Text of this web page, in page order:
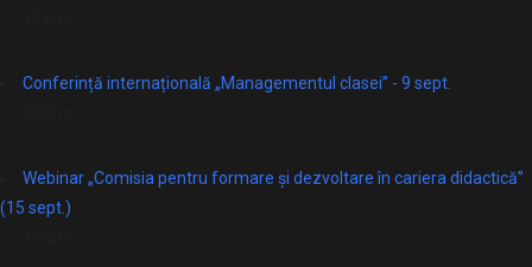
Conferință internațională „Managementul clasei” - 9 sept.
Webinar „Comisia pentru formare și dezvoltare în cariera didactică”
(15 sept.)